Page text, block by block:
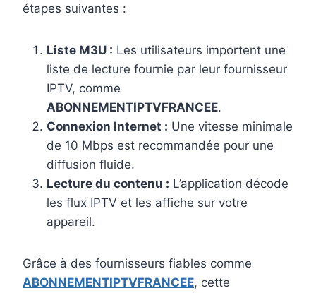
étapes suivantes :
Liste M3U : Les utilisateurs importent une
liste de lecture fournie par leur fournisseur
IPTV, comme
ABONNEMENTIPTVFRANCEE.
Connexion Internet : Une vitesse minimale
de 10 Mbps est recommandée pour une
diffusion fluide.
Lecture du contenu : L’application décode
les flux IPTV et les affiche sur votre
appareil.
Grâce à des fournisseurs fiables comme
ABONNEMENTIPTVFRANCEE, cette